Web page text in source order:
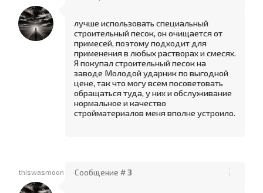
лучше использовать специальный
строительный песок, он очищается от
примесей, поэтому подходит для
применения в любых растворах и смесях.
Я покупал строительный песок на
заводе Молодой ударник по выгодной
цене, так что могу всем посоветовать
обращаться туда, у них и обслуживание
нормальное и качество
стройматериалов меня вполне устроило.
thiswasmoon Сообщение #3